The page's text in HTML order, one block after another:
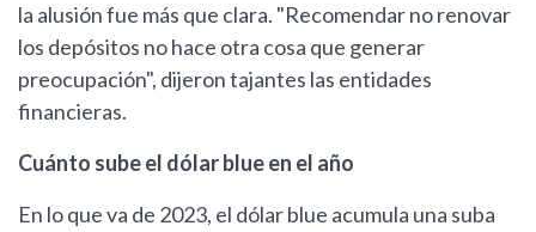
la alusión fue más que clara. "Recomendar no renovar
los depósitos no hace otra cosa que generar
preocupación", dijeron tajantes las entidades
financieras.
Cuánto sube el dólar blue en el año
En lo que va de 2023, el dólar blue acumula una suba